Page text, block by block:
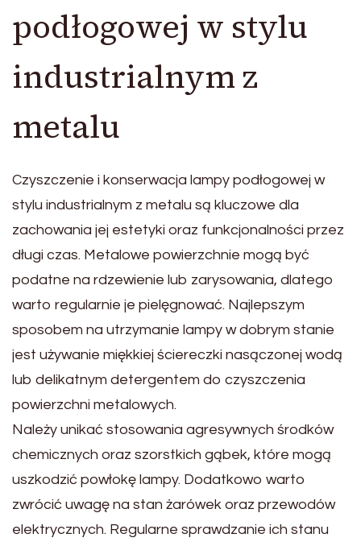
podłogowej w stylu
industrialnym z
metalu
Czyszczenie i konserwacja lampy podłogowej w
stylu industrialnym z metalu są kluczowe dla
zachowania jej estetyki oraz funkcjonalności przez
długi czas. Metalowe powierzchnie mogą być
podatne na rdzewienie lub zarysowania, dlatego
warto regularnie je pielęgnować. Najlepszym
sposobem na utrzymanie lampy w dobrym stanie
jest używanie miękkiej ściereczki nasączonej wodą
lub delikatnym detergentem do czyszczenia
powierzchni metalowych.
Należy unikać stosowania agresywnych środków
chemicznych oraz szorstkich gąbek, które mogą
uszkodzić powłokę lampy. Dodatkowo warto
zwrócić uwagę na stan żarówek oraz przewodów
elektrycznych. Regularne sprawdzanie ich stanu